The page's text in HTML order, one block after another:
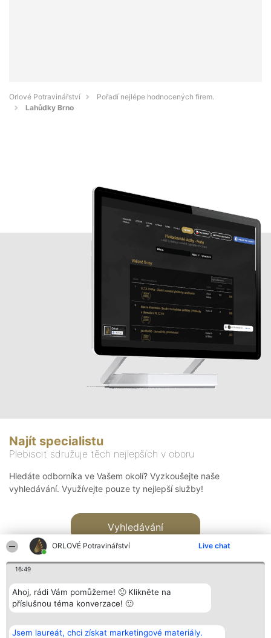
ORLOVÉ Potravinářství Live chat
16:49
Ahoj, rádi Vám pomůžeme! 🙂 Klikněte na
příslušnou téma konverzace! 🙂
Jsem laureát, chci získat marketingové materiály.
Orlové Potravinářství
Pořadí nejlépe hodnocených firem.
Lahůdky Brno
Najít specialistu
Plebiscit sdružuje těch nejlepších v oboru
Hledáte odborníka ve Vašem okolí? Vyzkoušejte naše
vyhledávání. Využívejte pouze ty nejlepší služby!
Vyhledávání
Bright Side Solutions sp. z o.
o. sp. k.
Vítězové
Seznam všech
Kontakt